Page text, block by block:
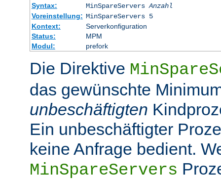
Syntax:
MinSpareServersAnzahl
Voreinstellung: MinSpareServers 5
Kontext:
Serverkonfiguration
Status:
MPM
Modul:
prefork
Die Direktive
das gewünschte
unbeschäftigten
Ein unbeschäftigter
keine Anfrage bedient.
MinSpareServers